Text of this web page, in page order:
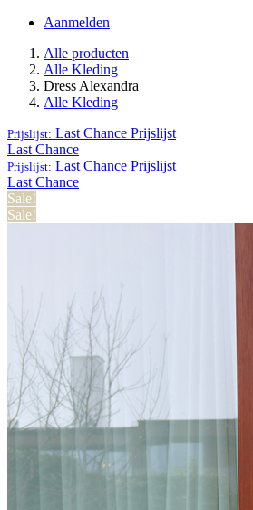
Aanmelden
Alle producten
Alle Kleding
Dress Alexandra
Alle Kleding
Prijslijst: Last Chance Prijslijst
Last Chance
Prijslijst: Last Chance Prijslijst
Last Chance
Sale!
Sale!